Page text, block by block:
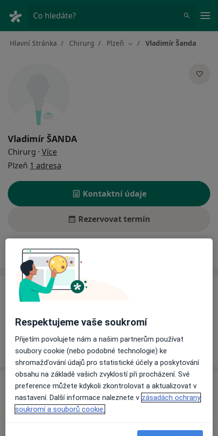
Co hledáte?
Hlavní Stránka Chirurg Plzeň Změna města
Vladimír Šanda
Vladimír ŠANDA
Chirurg · Více
Plzeň 1 adresa
Kontaktní údaje
Rezervovat termín
Ceník Adresy
Ceník
Tento specialista ještě nepřidával žádné informace o
svých službách.
Adresa
Fakultní nemocnice Plzeň
Respektujeme vaše soukromí
Přijetím povolujete nám a našim partnerům používat
soubory cookie (nebo podobné technologie) ke
shromažďování údajů pro statistické účely a poskytování
obsahu na základě vašich zvyklostí při procházení. Své
preference můžete kdykoli zkontrolovat a aktualizovat v
nastavení. Další informace naleznete v zásadách ochrany
soukromí a souborů cookie.